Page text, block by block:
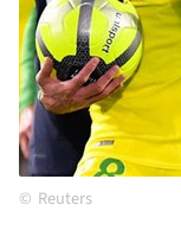
Reuters